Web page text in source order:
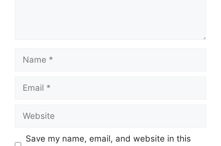
Name
Email
Website
Save my name, email, and website in this